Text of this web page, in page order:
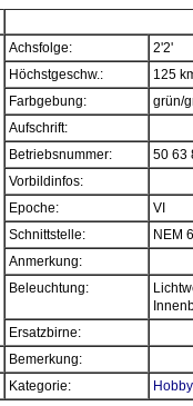
Achsfolge:
2'2'
Höchstgeschw.:
125
Farbgebung:
grün/
Aufschrift:
Betriebsnummer:
50 63
Vorbildinfos:
Epoche:
VI
Schnittstelle:
NEM
Anmerkung:
Beleuchtung:
Ersatzbirne:
Bemerkung:
Kategorie: